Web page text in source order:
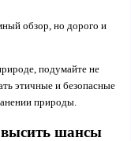
обзор, но дорого и
подумайте не
этичные и безопасные
природы.
шансы